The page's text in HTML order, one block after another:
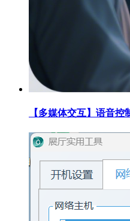
【多媒体交互】语音